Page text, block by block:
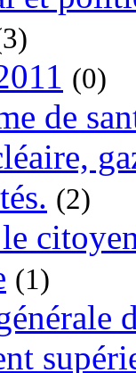
(0)
de
(2)
(1)